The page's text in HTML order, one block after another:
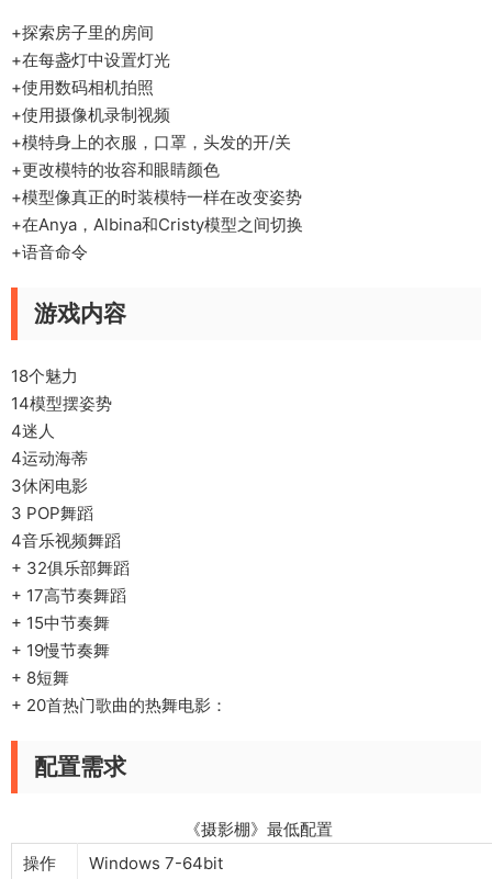
+探索房子里的房间
+在每盏灯中设置灯光
+使用数码相机拍照
+使用摄像机录制视频
+模特身上的衣服，口罩，头发的开/关
+更改模特的妆容和眼睛颜色
+模型像真正的时装模特一样在改变姿势
+在Anya，Albina和Cristy模型之间切换
+语音命令
游戏内容
18个魅力
14模型摆姿势
4迷人
4运动海蒂
3休闲电影
3 POP舞蹈
4音乐视频舞蹈
+ 32俱乐部舞蹈
+ 17高节奏舞蹈
+ 15中节奏舞
+ 19慢节奏舞
+ 8短舞
+ 20首热门歌曲的热舞电影：
配置需求
《摄影棚》最低配置
操作
Windows 7-64bit